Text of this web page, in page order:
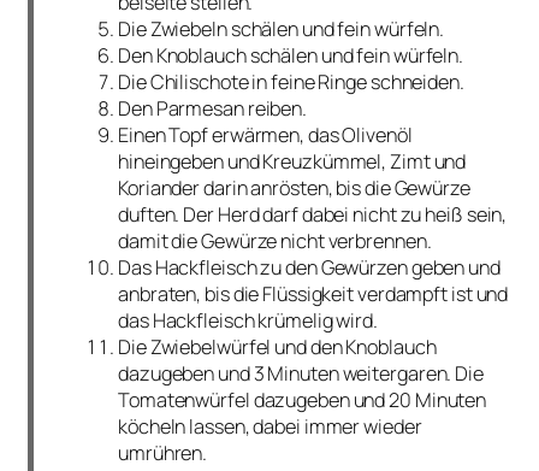
Die Zwiebeln schälen und fein würfeln.
Den Knoblauch schälen und fein würfeln.
Die Chilischote in feine Ringe schneiden.
Den Parmesan reiben.
Einen Topf erwärmen, das Olivenöl
hineingeben und Kreuzkümmel, Zimt und
Koriander darin anrösten, bis die Gewürze
duften. Der Herd darf dabei nicht zu heiß sein,
damit die Gewürze nicht verbrennen.
Das Hackfleisch zu den Gewürzen geben und
anbraten, bis die Flüssigkeit verdampft ist und
das Hackfleisch krümelig wird.
Die Zwiebelwürfel und den Knoblauch
dazugeben und 3 Minuten weitergaren. Die
Tomatenwürfel dazugeben und 20 Minuten
köcheln lassen, dabei immer wieder
umrühren.